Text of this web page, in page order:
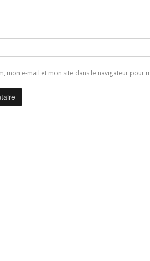
mon e-mail et mon site dans le navigateur pour